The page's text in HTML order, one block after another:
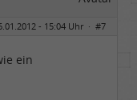
- 15:04 Uhr · #7
ein